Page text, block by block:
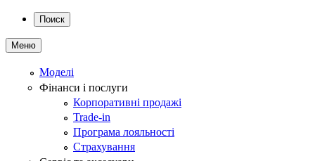
Поиск
Меню
Моделі
Фінанси і послуги
Корпоративні продажі
Trade-in
Програма лояльності
Страхування